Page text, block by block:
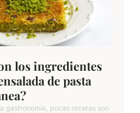
los ingredientes
de pasta
gastronomía, pocas recetas son